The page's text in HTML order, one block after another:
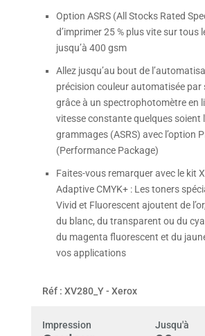
Option ASRS (All Stocks Rated
d’imprimer 25 % plus vite sur tous
jusqu’à 400 gsm
Allez jusqu’au bout de
précision couleur automatisée par
grâce à un spectrophotomètre en
vitesse constante quelques soient
grammages (ASRS) avec l’option
(Performance Package)
Faites-vous remarquer avec le kit
Adaptive CMYK+ : Les toners
Vivid et Fluorescent ajoutent de
du blanc, du transparent ou du
du magenta fluorescent et du
vos applications
Réf : XV280_Y-Xerox
Impression Jusqu'à